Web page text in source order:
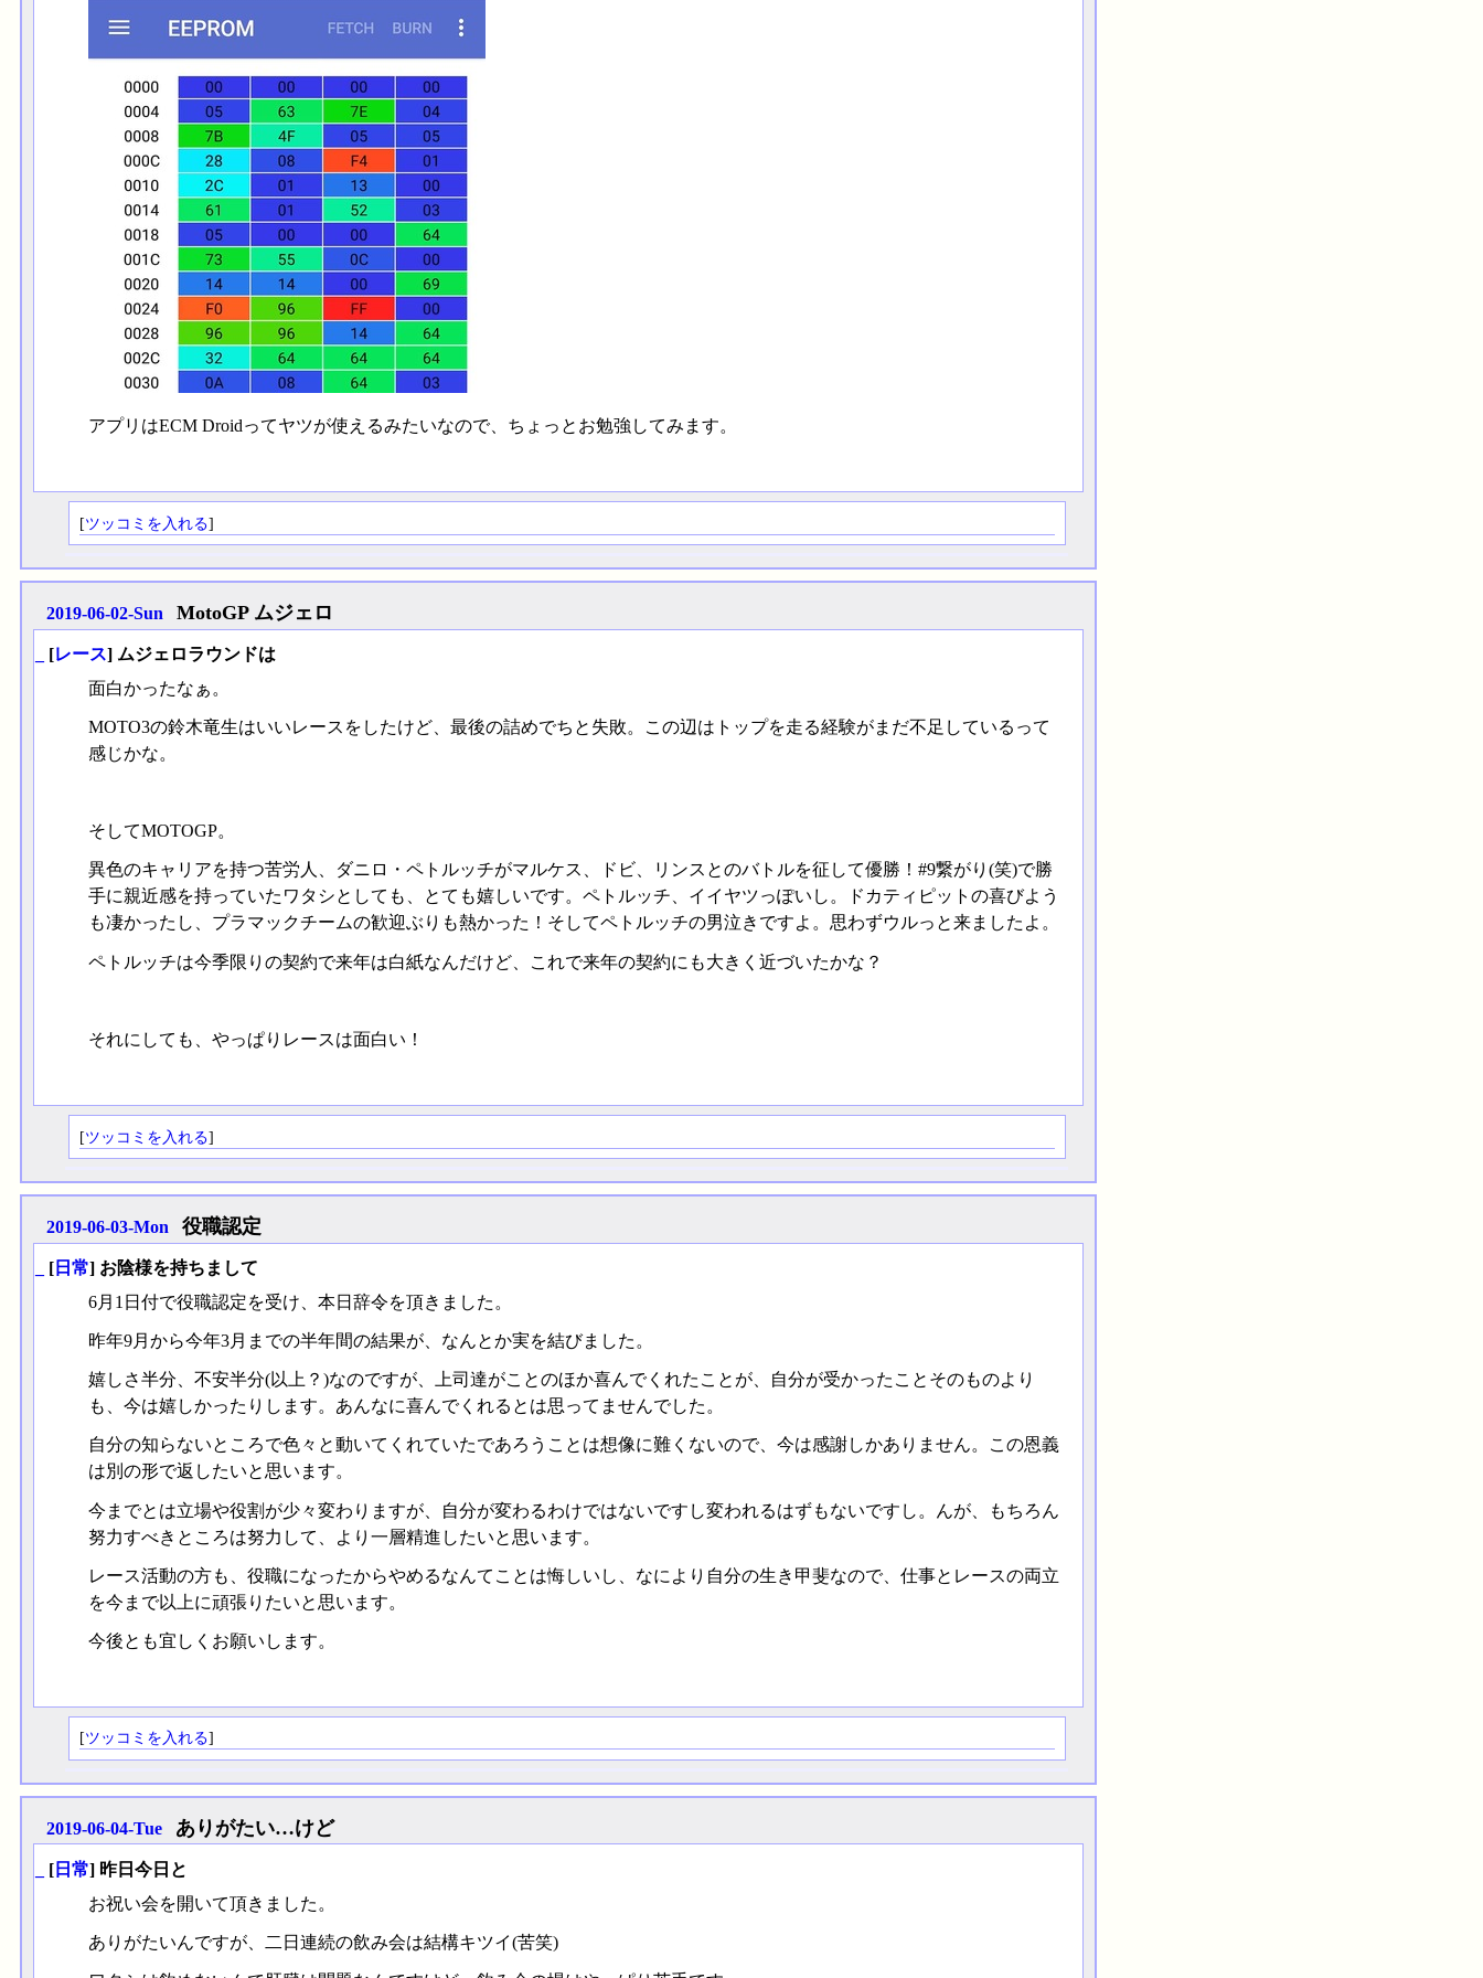
アプリはECM Droidってヤツが使えるみたいなので、ちょっとお勉強してみます。
[ツッコミを入れる]
2019-06-02-Sun MotoGP ムジェロ
[レース] ムジェロラウンドは
面白かったなぁ。
MOTO3の鈴木竜生はいいレースをしたけど、最後の詰めでちと失敗。この辺はトップを走る経験がまだ不足しているって
感じかな。
そしてMOTOGP。
異色のキャリアを持つ苦労人、ダニロ・ペトルッチがマルケス、ドビ、リンスとのバトルを征して優勝！#9繋がり(笑)で勝
手に親近感を持っていたワタシとしても、とても嬉しいです。ペトルッチ、イイヤツっぽいし。ドカティピットの喜びよう
も凄かったし、プラマックチームの歓迎ぶりも熱かった！そしてペトルッチの男泣きですよ。思わずウルっと来ましたよ。
ペトルッチは今季限りの契約で来年は白紙なんだけど、これで来年の契約にも大きく近づいたかな？
それにしても、やっぱりレースは面白い！
[ツッコミを入れる]
2019-06-03-Mon 役職認定
[日常] お陰様を持ちまして
6月1日付で役職認定を受け、本日辞令を頂きました。
昨年9月から今年3月までの半年間の結果が、なんとか実を結びました。
嬉しさ半分、不安半分(以上？)なのですが、上司達がことのほか喜んでくれたことが、自分が受かったことそのものより
も、今は嬉しかったりします。あんなに喜んでくれるとは思ってませんでした。
自分の知らないところで色々と動いてくれていたであろうことは想像に難くないので、今は感謝しかありません。この恩義
は別の形で返したいと思います。
今までとは立場や役割が少々変わりますが、自分が変わるわけではないですし変われるはずもないですし。んが、もちろん
努力すべきところは努力して、より一層精進したいと思います。
レース活動の方も、役職になったからやめるなんてことは悔しいし、なにより自分の生き甲斐なので、仕事とレースの両立
を今まで以上に頑張りたいと思います。
今後とも宜しくお願いします。
[ツッコミを入れる]
2019-06-04-Tue ありがたい…けど
[日常] 昨日今日と
お祝い会を開いて頂きました。
ありがたいんですが、二日連続の飲み会は結構キツイ(苦笑)